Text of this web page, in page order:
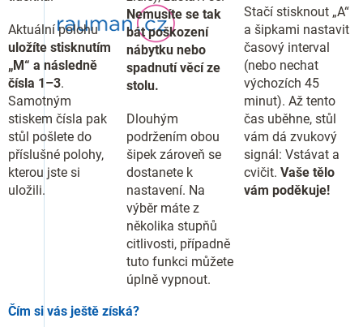
Aktuální polohu
uložíte stisknutím
„M“ a následně
čísla 1–3.
Samotným
stiskem čísla pak
stůl pošlete do
příslušné polohy,
kterou jste si
uložili.
Nemusíte se tak
bát poškození
nábytku nebo
spadnutí věcí ze
stolu.
Dlouhým
podržením obou
šipek zároveň se
dostanete k
nastavení. Na
výběr máte z
několika stupňů
citlivosti, případně
tuto funkci můžete
úplně vypnout.
Stačí stisknout „A“
a šipkami nastavit
časový interval
(nebo nechat
výchozích 45
minut). Až tento
čas uběhne, stůl
vám dá zvukový
signál: Vstávat a
cvičit.Vaše tělo
vám poděkuje!
Čím si vás ještě získá?